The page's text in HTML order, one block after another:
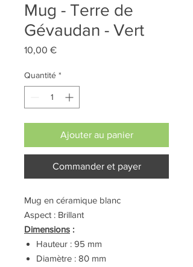
Mug - Terre de
Gévaudan - Vert
10,00 €Prix
Quantité *
Ajouter au panier
Commander et payer
Mug en céramique blanc
Aspect : Brillant
Dimensions :
Hauteur : 95 mm
Diamètre : 80 mm